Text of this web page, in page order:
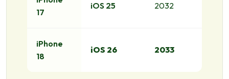
17
iOS 25 2032
iPhone
18
iOS 26 2033